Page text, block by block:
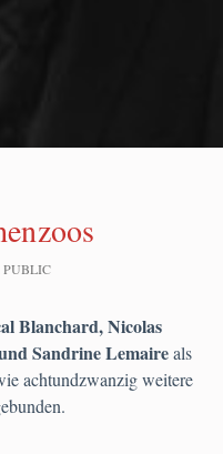
PUBLIC
Blanchard, Nicolas
Sandrine Lemaireals
achtundzwanzig weitere